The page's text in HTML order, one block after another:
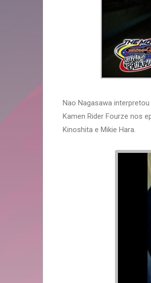
Nao Nagasawa
Kamen Rider Fourze nos
Kinoshita e Mikie Hara.